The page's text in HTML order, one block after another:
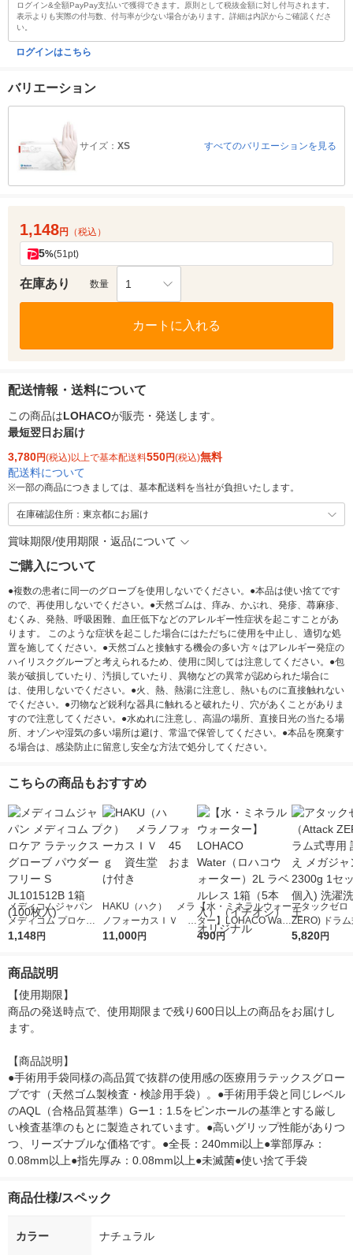
ログイン&全額PayPay支払いで獲得できます。原則として税抜金額に対し付与されます。
表示よりも実際の付与数、付与率が少ない場合があります。詳細は内訳からご確認くださ
い。
ログインはこちら
バリエーション
サイズ： XS すべてのバリエーションを見る
1,148円 （税込）
5%(51pt)
在庫あり 数量 1
カートに入れる
配送情報・送料について
この商品はLOHACOが販売・発送します。
最短翌日お届け
3,780円(税込)以上で基本配送料550円(税込)無料
配送料について
※一部の商品につきましては、基本配送料を当社が負担いたします。
在庫確認住所：東京都にお届け
賞味期限/使用期限・返品について
ご購入について
●複数の患者に同一のグローブを使用しないでください。●本品は使い捨てです
ので、再使用しないでください。●天然ゴムは、痒み、かぶれ、発疹、蕁麻疹、
むくみ、発熱、呼吸困難、血圧低下などのアレルギー性症状を起こすことがあ
ります。 このような症状を起こした場合にはただちに使用を中止し、適切な処
置を施してください。●天然ゴムと接触する機会の多い方々はアレルギー発症の
ハイリスクグループと考えられるため、使用に関しては注意してください。●包
装が破損していたり、汚損していたり、異物などの異常が認められた場合に
は、使用しないでください。●火、熱、熱湯に注意し、熱いものに直接触れない
でください。●刃物など鋭利な器具に触れると破れたり、穴があくことがありま
すので注意してください。●水ぬれに注意し、高温の場所、直接日光の当たる場
所、オゾンや湿気の多い場所は避け、常温で保管してください。●本品を廃棄す
る場合は、感染防止に留意し安全な方法で処分してください。
こちらの商品もおすすめ
メディコムジャパン
メディコム プロケア
ラテックスグローブ
1,148円
HAKU（ハク） メラ
ノフォーカスＩＶ 4
5ｇ 資生堂 おまけ
11,000円
【水・ミネラルウォー
ター】LOHACO Wate
r（ロハコウォータ
490円
アタックゼロ
ZERO) ドラ
詰め替え メガ
5,820円
商品説明
【使用期限】
商品の発送時点で、使用期限まで残り600日以上の商品をお届けし
ます。
【商品説明】
●手術用手袋同様の高品質で抜群の使用感の医療用ラテックスグロー
ブです（天然ゴム製検査・検診用手袋）。●手術用手袋と同じレベル
のAQL（合格品質基準）Gー1：1.5をピンホールの基準とする厳し
い検査基準のもとに製造されています。●高いグリップ性能がありつ
つ、リーズナブルな価格です。●全長：240mmi以上●掌部厚み：
0.08mm以上●指先厚み：0.08mm以上●未滅菌●使い捨て手袋
商品仕様/スペック
カラー ナチュラル